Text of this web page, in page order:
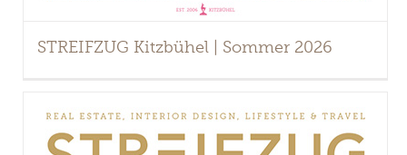
STREIFZUG Kitzbühel | Sommer 2026